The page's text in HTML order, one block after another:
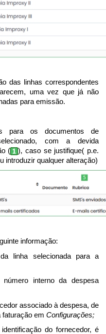
das linhas correspondentes
uma vez que já não
para emissão.
para os documentos de
com a devida
(
), caso se justifique( p.e.
introduzir qualquer alteração)
informação:
linha selecionada para a
interno da despesa
associado à despesa, de
em Configurações;
do fornecedor, é